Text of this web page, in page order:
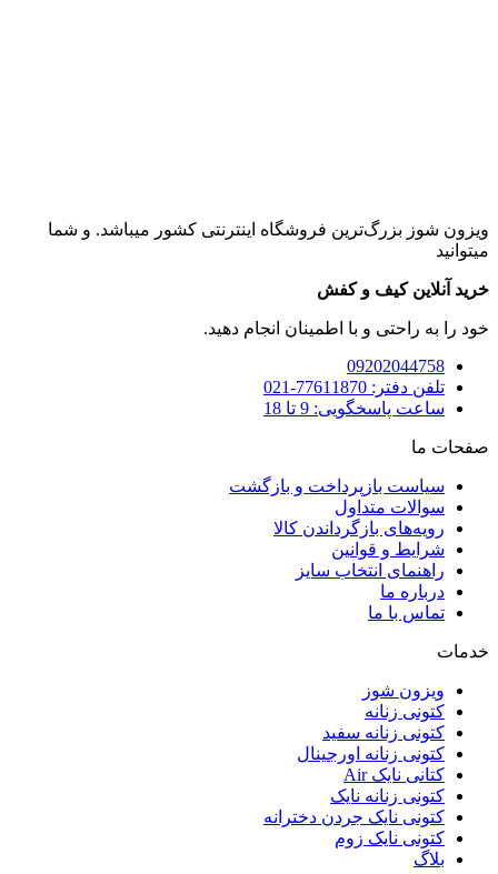
ویزون شوز بزرگ‌ترین فروشگاه اینترنتی کشور میباشد. و شما
میتوانید
خرید آنلاین کیف و کفش
خود را به راحتی و با اطمینان انجام دهید.
09202044758
تلفن دفتر: 77611870-021
ساعت پاسخگویی: 9 تا 18
صفحات ما
سیاست بازپرداخت و بازگشت
سوالات متداول
رویه‌های بازگرداندن کالا
شرایط و قوانین
راهنمای انتخاب سایز
درباره ما
تماس با ما
خدمات
ویزون شوز
کتونی زنانه
کتونی زنانه سفید
کتونی زنانه اورجینال
کتانی نایک Air
کتونی زنانه نایک
کتونی نایک جردن دخترانه
کتونی نایک زوم
بلاگ